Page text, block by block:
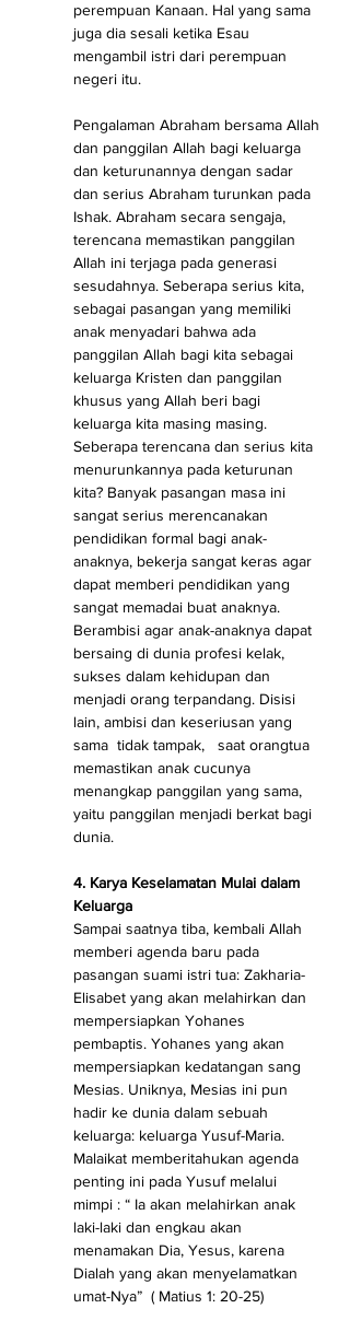
perempuan Kanaan. Hal yang sama
juga dia sesali ketika Esau
mengambil istri dari perempuan
negeri itu.
Pengalaman Abraham bersama Allah
dan panggilan Allah bagi keluarga
dan keturunannya dengan sadar
dan serius Abraham turunkan pada
Ishak. Abraham secara sengaja,
terencana memastikan panggilan
Allah ini terjaga pada generasi
sesudahnya. Seberapa serius kita,
sebagai pasangan yang memiliki
anak menyadari bahwa ada
panggilan Allah bagi kita sebagai
keluarga Kristen dan panggilan
khusus yang Allah beri bagi
keluarga kita masing masing.
Seberapa terencana dan serius kita
menurunkannya pada keturunan
kita? Banyak pasangan masa ini
sangat serius merencanakan
pendidikan formal bagi anak-
anaknya, bekerja sangat keras agar
dapat memberi pendidikan yang
sangat memadai buat anaknya.
Berambisi agar anak-anaknya dapat
bersaing di dunia profesi kelak,
sukses dalam kehidupan dan
menjadi orang terpandang. Disisi
lain, ambisi dan keseriusan yang
sama  tidak tampak,   saat orangtua
memastikan anak cucunya
menangkap panggilan yang sama,
yaitu panggilan menjadi berkat bagi
dunia.
4. Karya Keselamatan Mulai dalam
Keluarga
Sampai saatnya tiba, kembali Allah
memberi agenda baru pada
pasangan suami istri tua: Zakharia-
Elisabet yang akan melahirkan dan
mempersiapkan Yohanes
pembaptis. Yohanes yang akan
mempersiapkan kedatangan sang
Mesias. Uniknya, Mesias ini pun
hadir ke dunia dalam sebuah
keluarga: keluarga Yusuf-Maria.
Malaikat memberitahukan agenda
penting ini pada Yusuf melalui
mimpi : “ Ia akan melahirkan anak
laki-laki dan engkau akan
menamakan Dia, Yesus, karena
Dialah yang akan menyelamatkan
umat-Nya”  ( Matius 1: 20-25)